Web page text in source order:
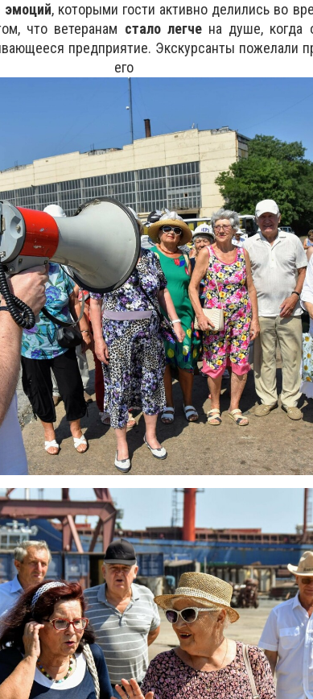
эмоций, которыми гости активно делились во
что ветеранам стало легчена душе, когда
предприятие. Экскурсанты пожелали
его